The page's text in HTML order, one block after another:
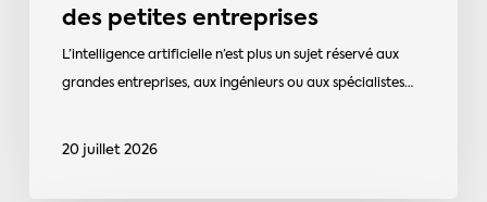
des petites entreprises
L’intelligence artificielle n’est plus un sujet réservé aux
grandes entreprises, aux ingénieurs ou aux spécialistes…
20 juillet 2026